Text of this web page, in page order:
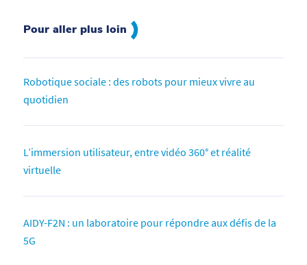
Pour aller plus loin
Robotique sociale : des robots pour mieux vivre au
quotidien
L’immersion utilisateur, entre vidéo 360° et réalité
virtuelle
AIDY-F2N : un laboratoire pour répondre aux défis de la
5G